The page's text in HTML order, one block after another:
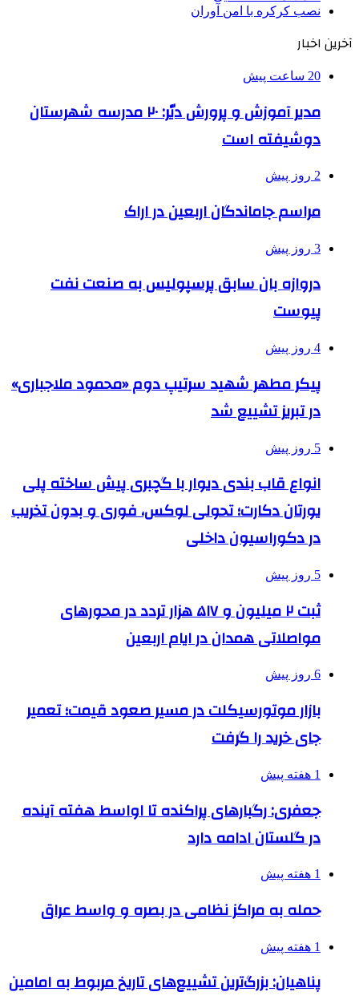
نصب کرکره با امن آوران
آخرین اخبار
20 ساعت پیش
مدیر آموزش و پرورش دیّر: ۲۰ مدرسه شهرستان
دوشیفته است
2 روز پیش
مراسم جاماندگان اربعین در اراک
3 روز پیش
دروازه بان سابق پرسپولیس به صنعت نفت
پیوست
4 روز پیش
پیکر مطهر شهید سرتیپ دوم «محمود ملاجباری»
در تبریز تشییع شد
5 روز پیش
انواع قاب بندی دیوار با گچبری پیش ساخته پلی
یورتان دکارت؛ تحولی لوکس، فوری و بدون تخریب
در دکوراسیون داخلی
5 روز پیش
ثبت ۲ میلیون و ۵۱۷ هزار تردد در محورهای
مواصلاتی همدان در ایام اربعین
6 روز پیش
بازار موتورسیکلت در مسیر صعود قیمت؛ تعمیر
جای خرید را گرفت
1 هفته پیش
جعفری: رگبارهای پراکنده تا اواسط هفته آینده
در گلستان ادامه دارد
1 هفته پیش
حمله به مراکز نظامی در بصره و واسط عراق
1 هفته پیش
پناهیان: بزرگ‌ترین تشییع‌های تاریخ مربوط به امامین